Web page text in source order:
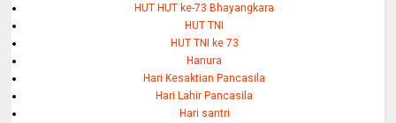
HUT HUT ke-73 Bhayangkara
HUT TNI
HUT TNI ke 73
Hanura
Hari Kesaktian Pancasila
Hari Lahir Pancasila
Hari santri